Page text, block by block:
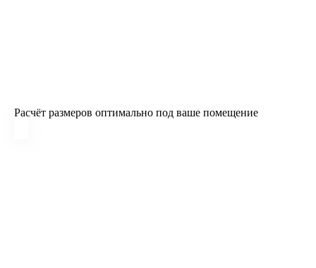
Расчёт размеров оптимально под ваше помещение